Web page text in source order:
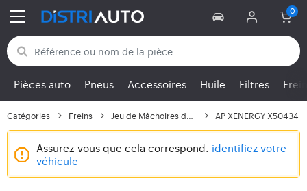
Retour aux catégories
Pièces auto Pneus Accessoires Huile Filtres
Catégories Freins AP XENERGY X50434
Assurez-vous que cela correspond: identifiez votre
véhicule